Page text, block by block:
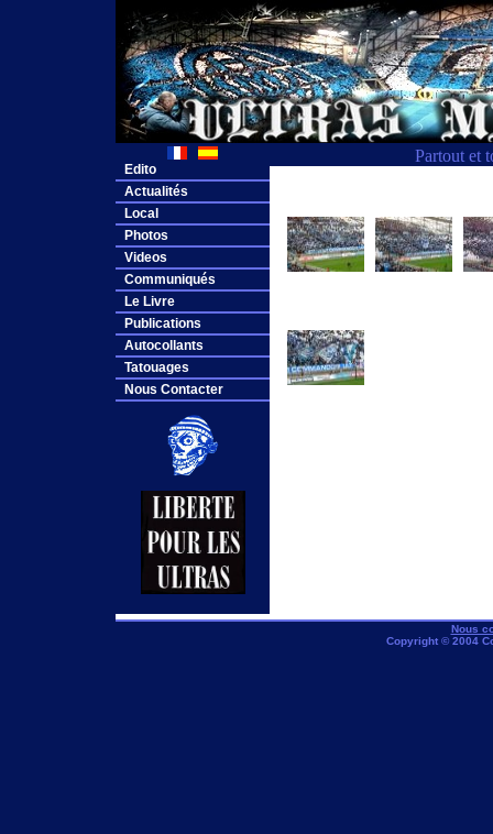
Partout et
Edito
Actualités
Local
Photos
Videos
Communiqués
Le Livre
Publications
Autocollants
Tatouages
Nous Contacter
Nous
Copyright © 2004